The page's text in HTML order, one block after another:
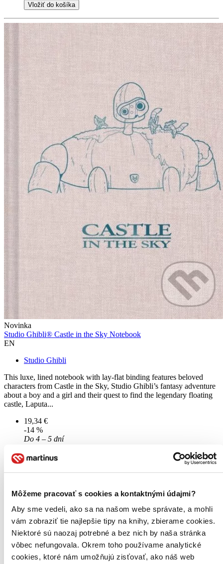
Môžeme pracovať s cookies a kontaktnými údajmi?
Aby sme vedeli, ako sa na našom webe správate, a mohli
vám zobraziť tie najlepšie tipy na knihy, zbierame cookies.
Niektoré sú naozaj potrebné a bez nich by naša stránka
vôbec nefungovala. Okrem toho používame analytické
cookies, ktoré nám umožňujú zisťovať, ako náš web
Vložiť do košíka
Novinka
Studio Ghibli® Castle in the Sky Notebook
EN
Studio Ghibli
This luxe, lined notebook with lay-flat binding features beloved
characters from Castle in the Sky, Studio Ghibli’s fantasy adventure
about a boy and a girl and their quest to find the legendary floating
castle, Laputa...
19,34 €
-14 %
Do 4 – 5 dní
vám ho vieme zabezpečiť a odoslať do 4 – 5 dní. A
Pridať do zoznamu